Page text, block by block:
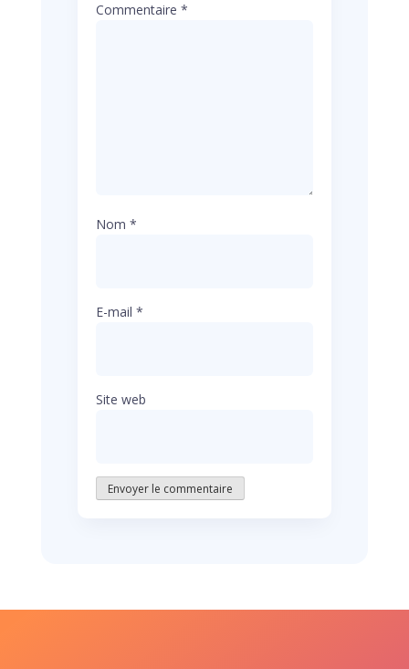
Commentaire *
Nom *
E-mail *
Site web
Envoyer le commentaire